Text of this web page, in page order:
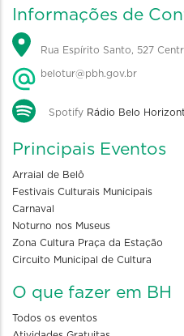
Informações de
Rua Espírito Santo, 527
belotur@pbh.gov.br
Spotify Rádio Belo
Principais Eventos
Arraial de Belô
Festivais Culturais Municipais
Carnaval
Noturno nos Museus
Zona Cultura Praça da Estação
Circuito Municipal de Cultura
O que fazer em BH
Todos os eventos